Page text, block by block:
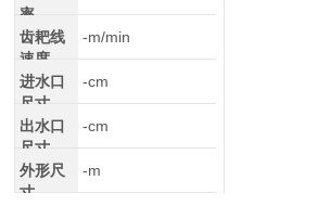
率
齿耙线
速度
-m/min
进水口
尺寸
-cm
出水口
尺寸
-cm
外形尺
寸
-m